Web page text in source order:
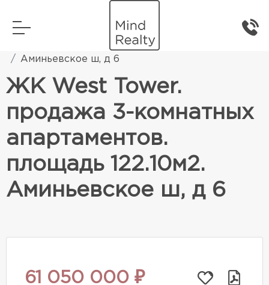
Элитная жилая недвижимость
Аминьевское ш, д 6
ЖК West Tower.
продажа 3-комнатных
апартаментов.
площадь 122.10м2.
Аминьевское ш, д 6
61 050 000 ₽